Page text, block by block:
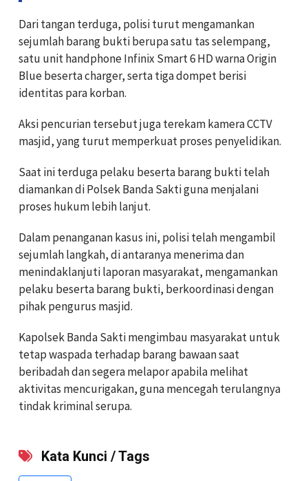
Dari tangan terduga, polisi turut mengamankan
sejumlah barang bukti berupa satu tas selempang,
satu unit handphone Infinix Smart 6 HD warna Origin
Blue beserta charger, serta tiga dompet berisi
identitas para korban.
Aksi pencurian tersebut juga terekam kamera CCTV
masjid, yang turut memperkuat proses penyelidikan.
Saat ini terduga pelaku beserta barang bukti telah
diamankan di Polsek Banda Sakti guna menjalani
proses hukum lebih lanjut.
Dalam penanganan kasus ini, polisi telah mengambil
sejumlah langkah, di antaranya menerima dan
menindaklanjuti laporan masyarakat, mengamankan
pelaku beserta barang bukti, berkoordinasi dengan
pihak pengurus masjid.
Kapolsek Banda Sakti mengimbau masyarakat untuk
tetap waspada terhadap barang bawaan saat
beribadah dan segera melapor apabila melihat
aktivitas mencurigakan, guna mencegah terulangnya
tindak kriminal serupa.
Kata Kunci / Tags